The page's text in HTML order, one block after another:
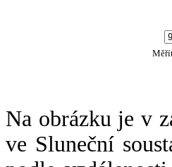
Na obrázku je v
ve Sluneční